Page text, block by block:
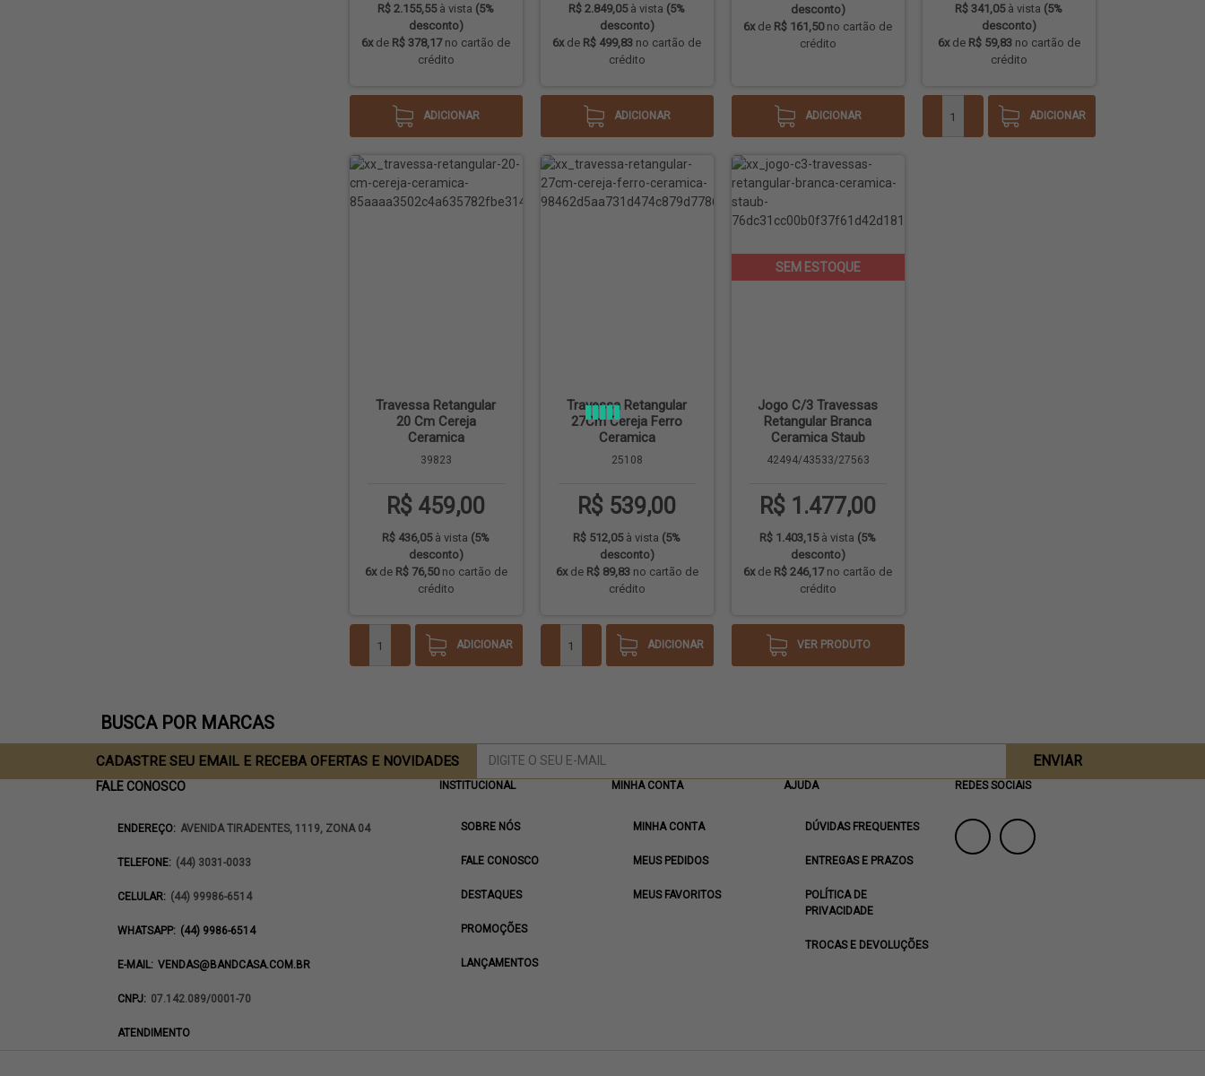
R$ 2.155,55à vista (5%
desconto)
6xde R$ 378,17no cartão de
crédito
ADICIONAR
R$ 2.849,05à vista (5%
desconto)
6xde R$ 499,83 no cartão de
crédito
ADICIONAR
desconto)
6xde R$ 161,50no cartão de
crédito
ADICIONAR
R$ 341,05à vista (5%
desconto)
6xde R$ 59,83no cartão de
crédito
ADICIONAR
Travessa Retangular
20 Cm Cereja
Ceramica
39823
R$ 459,00
R$ 436,05à vista (5%
desconto)
6xde R$ 76,50no cartão de
crédito
ADICIONAR
Travessa Retangular
27Cm Cereja Ferro
Ceramica
25108
R$ 539,00
R$ 512,05à vista (5%
desconto)
6xde R$ 89,83no cartão de
crédito
ADICIONAR
Jogo C/3 Travessas
Retangular Branca
Ceramica Staub
42494/43533/27563
R$ 1.477,00
R$ 1.403,15à vista (5%
desconto)
6xde R$ 246,17no cartão de
crédito
VER PRODUTO
BUSCA POR MARCAS
CADASTRE SEU EMAIL E RECEBA OFERTAS E NOVIDADES ENVIAR
FALE CONOSCO
ENDEREÇO: AVENIDA TIRADENTES, 1119, ZONA 04
TELEFONE: (44) 3031-0033
CELULAR: (44) 99986-6514
WHATSAPP: (44) 9986-6514
E-MAIL: VENDAS@BANDCASA.COM.BR
CNPJ: 07.142.089/0001-70
ATENDIMENTO
INSTITUCIONAL
SOBRE NÓS
FALE CONOSCO
DESTAQUES
PROMOÇÕES
LANÇAMENTOS
MINHA CONTA
MINHA CONTA
MEUS PEDIDOS
MEUS FAVORITOS
AJUDA
DÚVIDAS FREQUENTES
ENTREGAS E PRAZOS
POLÍTICA DE
PRIVACIDADE
TROCAS E DEVOLUÇÕES
REDES SOCIAIS